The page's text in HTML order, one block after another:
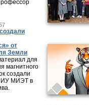
от
Земли
для
магнитного
создали
МИЭТ в